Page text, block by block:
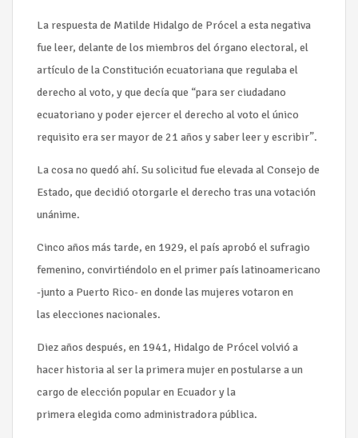
La respuesta de Matilde Hidalgo de Prócel a esta negativa
fue leer, delante de los miembros del órgano electoral, el
artículo de la Constitución ecuatoriana que regulaba el
derecho al voto, y que decía que “para ser ciudadano
ecuatoriano y poder ejercer el derecho al voto el único
requisito era ser mayor de 21 años y saber leer y escribir”.
La cosa no quedó ahí. Su solicitud fue elevada al Consejo de
Estado, que decidió otorgarle el derecho tras una votación
unánime.
Cinco años más tarde, en 1929, el país aprobó el sufragio
femenino, convirtiéndolo en el primer país latinoamericano
-junto a Puerto Rico- en donde las mujeres votaron en
las elecciones nacionales.
Diez años después, en 1941, Hidalgo de Prócel volvió a
hacer historia al ser la primera mujer en postularse a un
cargo de elección popular en Ecuador y la
primera elegida como administradora pública.